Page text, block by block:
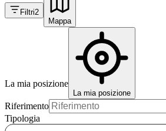
Filtri2
Mappa
La mia posizione
La mia posizione
Riferimento
Tipologia